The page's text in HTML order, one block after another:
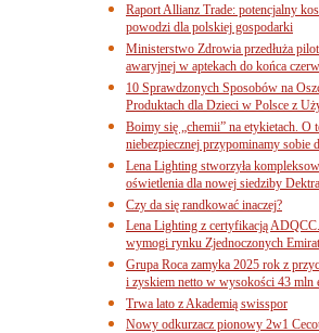
Raport Allianz Trade: potencjalny
powodzi dla polskiej gospodarki
Ministerstwo Zdrowia przedłuża
awaryjnej w aptekach do końca
10 Sprawdzonych Sposobów na
Produktach dla Dzieci w Polsce z
Boimy się „chemii” na etykietach. O
niebezpiecznej przypominamy sobie
Lena Lighting stworzyła
oświetlenia dla nowej siedziby
Czy da się randkować inaczej?
Lena Lighting z certyfikacją
wymogi rynku Zjednoczonych
Grupa Roca zamyka 2025 rok z
i zyskiem netto w wysokości 43 mln
Trwa lato z Akademią swisspor
Nowy odkurzacz pionowy 2w1